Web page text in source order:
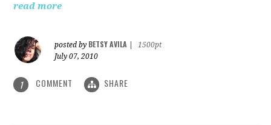
read more
posted by BETSY AVILA
1500pt
July 07, 2010
1 COMMENT SHARE